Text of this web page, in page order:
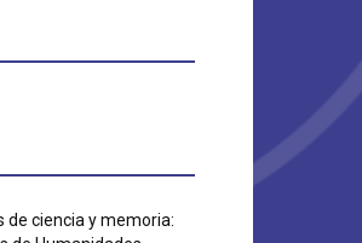
de ciencia y memoria: